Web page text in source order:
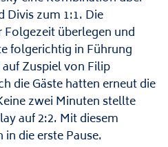
Divis zum 1:1. Die
Folgezeit überlegen und
folgerichtig in Führung
Zuspiel von Filip
die Gäste hatten erneut die
zwei Minuten stellte
auf 2:2. Mit diesem
die erste Pause.